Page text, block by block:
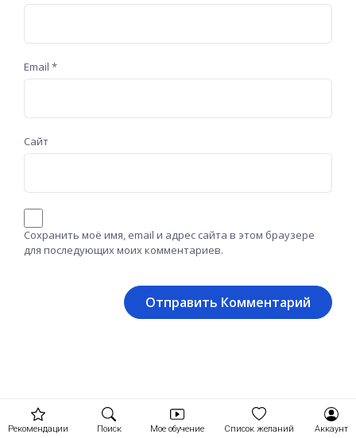
Email *
Сайт
Сохранить моё имя, email и адрес сайта в этом браузере
для последующих моих комментариев.
Рекомендации Поиск Мое обучение Список желаний Аккаунт